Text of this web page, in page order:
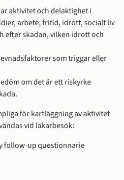
aktivitet och delaktighet i
arbete, fritid, idrott, socialt liv
efter skadan, vilken idrott och
som triggar eller
om det är ett riskyrke
för kartläggning av aktivitet
vid läkarbesök:
follow-up questionnarie